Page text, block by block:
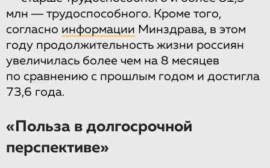
млн ― трудоспособного. Кроме того,
согласно информации Минздрава, в этом
году продолжительность жизни россиян
увеличилась более чем на 8 месяцев
по сравнению с прошлым годом и достигла
73,6 года.
«Польза в долгосрочной
перспективе»